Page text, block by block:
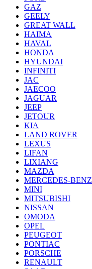
GAZ
GEELY
GREAT WALL
HAIMA
HAVAL
HONDA
HYUNDAI
INFINITI
JAC
JAECOO
JAGUAR
JEEP
JETOUR
KIA
LAND ROVER
LEXUS
LIFAN
LIXIANG
MAZDA
MERCEDES-BENZ
MINI
MITSUBISHI
NISSAN
OMODA
OPEL
PEUGEOT
PONTIAC
PORSCHE
RENAULT